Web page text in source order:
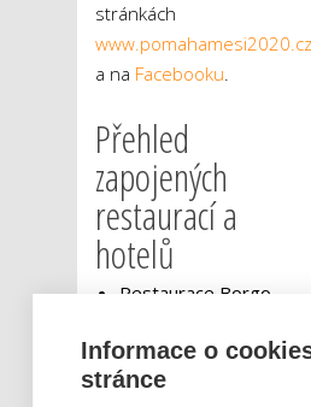
stránkách
www.pomahamesi2020.cz
a na Facebooku.
Přehled
zapojených
restaurací a
hotelů
Restaurace Borgo
Restaurace Eatology
Expo Food
Informace o
stránce